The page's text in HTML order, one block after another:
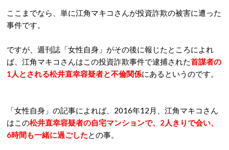
ここまでなら、単に江角マキコさんが投資詐欺の被害に遭った
事件です。
ですが、週刊誌「女性自身」がその後に報じたところによれ
ば、江角マキコさんはこの投資詐欺事件で逮捕された首謀者の
1人とされる松井直幸容疑者と不倫関係にあるというのです。
「女性自身」の記事によれば、2016年12月、江角マキコさん
はこの松井直幸容疑者の自宅マンションで、2人きりで会い、
6時間も一緒に過ごしたとの事。